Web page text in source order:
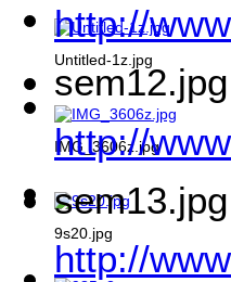
Untitled-1z.jpg
IMG_3606z.jpg
9s20.jpg
http://
sem12.jpg
http://
sem13.jpg
http://